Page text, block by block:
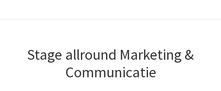
Stage allround Marketing &
Communicatie